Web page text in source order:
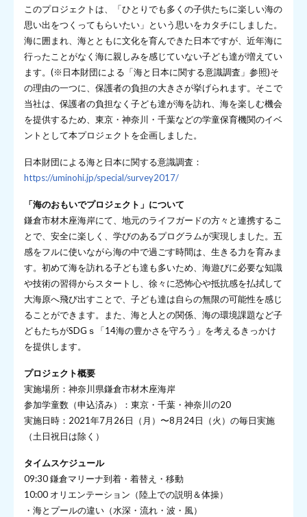
このプロジェクトは、「ひとりでも多くの子供たちに楽しい海の
思い出をつくってもらいたい」という思いをカタチにしました。
海に囲まれ、海とともに文化を育んできた日本ですが、近年海に
行ったことがなく海に親しみを感じていない子ども達が増えてい
ます。(※日本財団による「海と日本に関する意識調査」参照)そ
の理由の一つに、保護者の負担の大きさが挙げられます。そこで
当社は、保護者の負担なく子ども達が海を訪れ、海を楽しむ機会
を提供するため、東京・神奈川・千葉などの学童保育機関のイベ
ントとして本プロジェクトを企画しました。
日本財団による海と日本に関する意識調査：
https://uminohi.jp/special/survey2017/
「海のおもいでプロジェクト」について
鎌倉市材木座海岸にて、地元のライフガードの方々と連携するこ
とで、安全に楽しく、学びのあるプログラムが実現しました。五
感をフルに使いながら海の中で過ごす時間は、生きる力を育みま
す。初めて海を訪れる子ども達も多いため、海遊びに必要な知識
や技術の習得からスタートし、徐々に恐怖心や抵抗感を払拭して
大海原へ飛び出すことで、子ども達は自らの無限の可能性を感じ
ることができます。また、海と人との関係、海の環境課題など子
どもたちがSDGｓ「14海の豊かさを守ろう」を考えるきっかけ
を提供します。
プロジェクト概要
実施場所：神奈川県鎌倉市材木座海岸
参加学童数（申込済み）：東京・千葉・神奈川の20
実施日時：2021年7月26日（月）〜8月24日（火）の毎日実施
（土日祝日は除く）
タイムスケジュール
09:30 鎌倉マリーナ到着・着替え・移動
10:00 オリエンテーション（陸上での説明＆体操）
・海とプールの違い（水深・流れ・波・風）